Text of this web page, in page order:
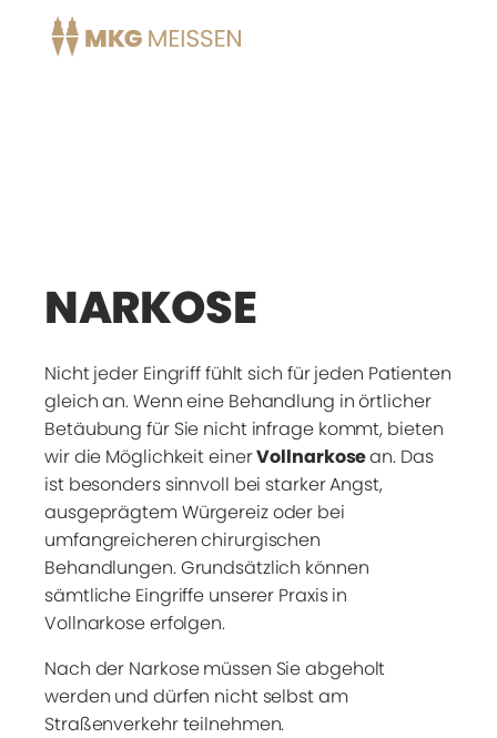
Inhalt
NARKOSE
Nicht jeder Eingriff fühlt sich für jeden Patienten
gleich an. Wenn eine Behandlung in örtlicher
Betäubung für Sie nicht infrage kommt, bieten
wir die Möglichkeit einerVollnarkosean. Das
ist besonders sinnvoll bei starker Angst,
ausgeprägtem Würgereiz oder bei
umfangreicheren chirurgischen
Behandlungen. Grundsätzlich können
sämtliche Eingriffe unserer Praxis in
Vollnarkose erfolgen.
Nach der Narkose müssen Sie abgeholt
werden und dürfen nicht selbst am
Straßenverkehr teilnehmen.